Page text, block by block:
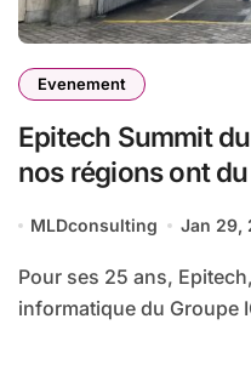
Evenement
Epitech Summit
nos régions ont
MLDconsulting Jan 29,
Pour ses 25 ans, Epitech, l’école de l’excellence
informatique du Groupe